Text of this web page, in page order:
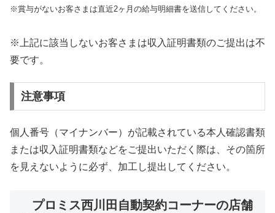
※賞与がないお客さまは直近2ヶ月の給与明細書を送信してください。
※上記に該当しないお客さまは収入証明書類のご提出は不
要です。
注意事項
個人番号（マイナンバー）が記載されている本人確認書類
または収入証明書類などをご提出いただく際は、その箇所
を見えないように必ず、加工し提出してください。
プロミス西川田自動契約コーナーの店舗